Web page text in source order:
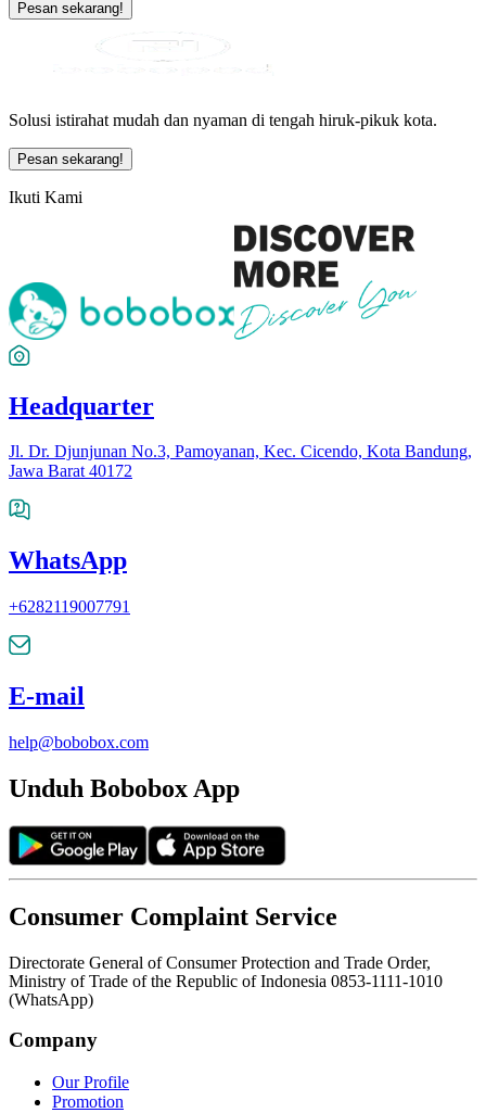
Pesan sekarang!
Solusi istirahat mudah dan nyaman di tengah hiruk-pikuk kota.
Pesan sekarang!
Ikuti Kami
Headquarter
Jl. Dr. Djunjunan No.3, Pamoyanan, Kec. Cicendo, Kota Bandung,
Jawa Barat 40172
WhatsApp
+6282119007791
E-mail
help@bobobox.com
Unduh Bobobox App
Consumer Complaint Service
Directorate General of Consumer Protection and Trade Order,
Ministry of Trade of the Republic of Indonesia 0853-1111-1010
(WhatsApp)
Company
Our Profile
Promotion